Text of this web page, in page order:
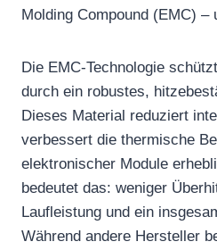
Molding Compound (EMC) –
Die EMC-Technologie
durch ein robustes,
Dieses Material reduziert
verbessert die thermische
elektronischer Module
bedeutet das: weniger
Laufleistung und ein
Während andere Hersteller